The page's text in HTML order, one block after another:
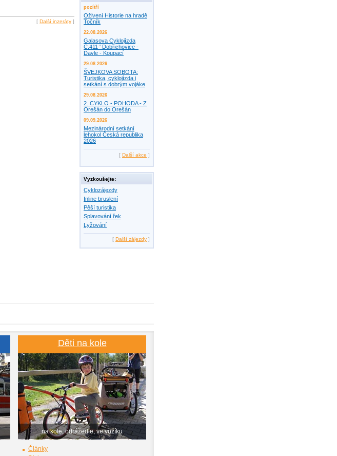
[ Další inzeráty ]
pozítří
Oživení Historie na hradě
Točník
22.08.2026
Galasova Cyklojízda
Č.411 ' Dobřichovice -
Davle - Koupací
29.08.2026
ŠVEJKOVA SOBOTA:
Turistika, cyklojízda i
setkání s dobrým vojáke
29.08.2026
2. CYKLO - POHODA - Z
Orešán do Orešán
09.09.2026
Mezinárodní setkání
lehokol Česká republika
2026
[ Další akce ]
Vyzkoušejte:
Cyklozájezdy
Inline bruslení
Pěší turistika
Splavování řek
Lyžování
[ Další zájezdy ]
Děti na kole
na kole, odrážedle, ve vozíku
Články